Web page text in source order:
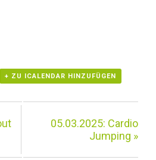
+ ZU ICALENDAR HINZUFÜGEN
05.03.2025: Cardio
Jumping »